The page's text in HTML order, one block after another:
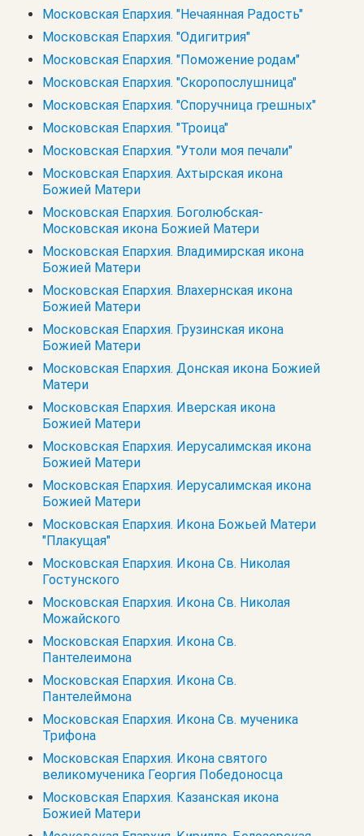
Московская Епархия. "Нечаянная Радость"
Московская Епархия. "Одигитрия"
Московская Епархия. "Поможение родам"
Московская Епархия. "Скоропослушница"
Московская Епархия. "Споручница грешных"
Московская Епархия. "Троица"
Московская Епархия. "Утоли моя печали"
Московская Епархия. Ахтырская икона
Божией Матери
Московская Епархия. Боголюбская-
Московская икона Божией Матери
Московская Епархия. Владимирская икона
Божией Матери
Московская Епархия. Влахернская икона
Божией Матери
Московская Епархия. Грузинская икона
Божией Матери
Московская Епархия. Донская икона Божией
Матери
Московская Епархия. Иверская икона
Божией Матери
Московская Епархия. Иерусалимская икона
Божией Матери
Московская Епархия. Иерусалимская икона
Божией Матери
Московская Епархия. Икона Божьей Матери
"Плакущая"
Московская Епархия. Икона Св. Николая
Гостунского
Московская Епархия. Икона Св. Николая
Можайского
Московская Епархия. Икона Св.
Пантелеимона
Московская Епархия. Икона Св.
Пантелеймона
Московская Епархия. Икона Св. мученика
Трифона
Московская Епархия. Икона святого
великомученика Георгия Победоносца
Московская Епархия. Казанская икона
Божией Матери